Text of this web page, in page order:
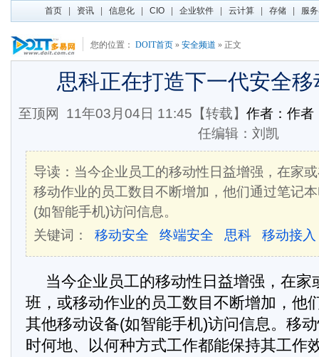
首页 资讯 信息化 CIO 企业软件 云计算 存储 服
您的位置： DOIT首页 » 安全频道 » 正文
思科正在打造下一代安全
至顶网 11年03月04日 11:45【转载】 作者：作
任编辑：刘凯
导读：当今企业员工的移动性日益增强，在家
移动作业的员工数目不断增加，他们通过笔记
(如智能手机)访问信息。
关键词：
移动安全 终端安全 思科 移动接入
当今企业员工的移动性日益增强，在家
班，或移动作业的员工数目不断增加，他
其他移动设备(如智能手机)访问信息。移
时何地、以何种方式工作都能保持其工作